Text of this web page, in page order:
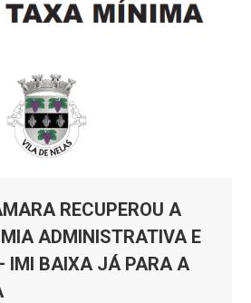
RECUPEROU A
ADMINISTRATIVA E
IMI BAIXA JÁ PARA A